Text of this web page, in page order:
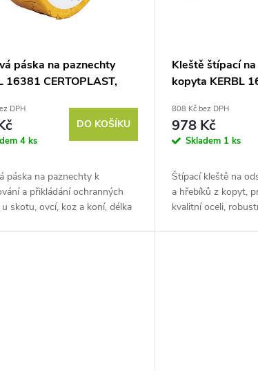
páska na paznechty
16381 CERTOPLAST,
DPH
4 ks
DO KOŠÍKU
páska na paznechty k
a přikládání ochranných
skotu, ovcí, koz a koní, délka
Kleště štípací
kopyta KERBL
808 Kč bez DPH
978 Kč
Skladem 1 ks
Štípací kleště na
a hřebíků z kopyt,
kvalitní oceli,